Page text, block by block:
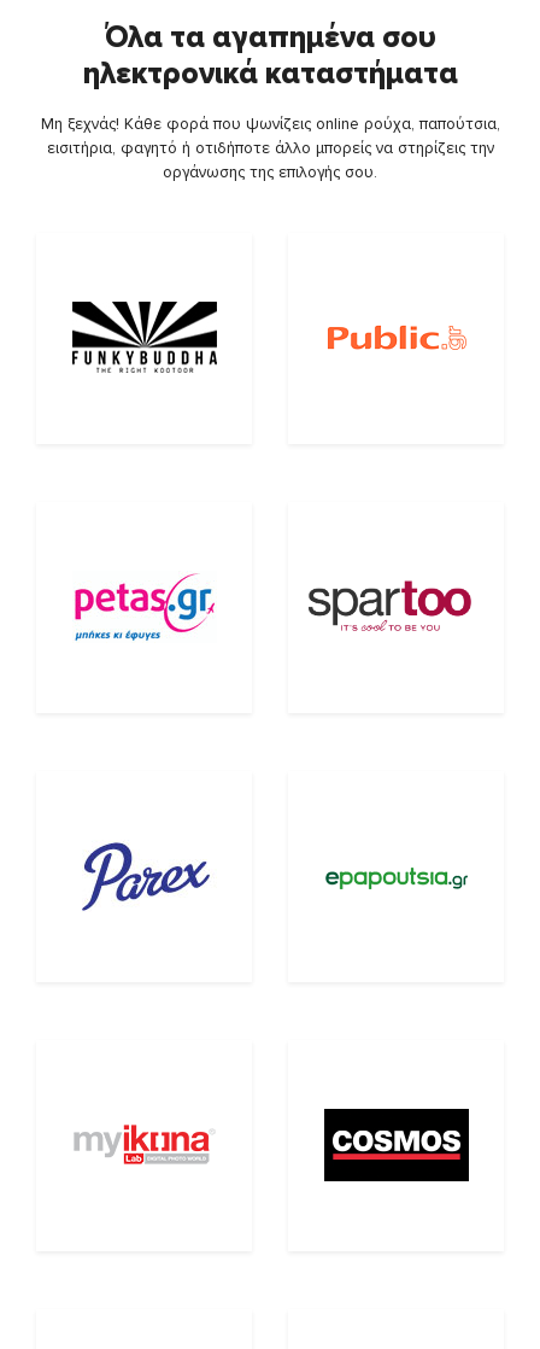
Όλα τα αγαπημένα σου
ηλεκτρονικά καταστήματα
Μη ξεχνάς! Κάθε φορά που ψωνίζεις online ρούχα, παπούτσια,
εισιτήρια, φαγητό ή οτιδήποτε άλλο μπορείς να στηρίζεις την
οργάνωσης της επιλογής σου.